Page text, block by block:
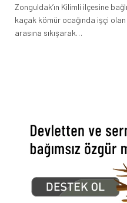
Zonguldak’ın Kilimli ilçesine
kaçak kömür ocağında işçi
arasına sıkışarak…